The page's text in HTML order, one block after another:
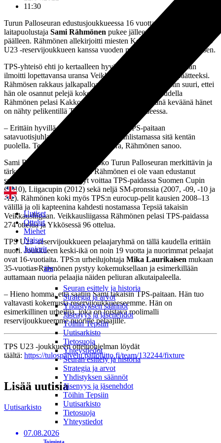
Uutiset
Ottelut
Miehet
Naiset
Juniorit
TPS
Seuran esittely ja historia
Strategia ja arvot
Yhdistyksen säännöt
Jäsenyys ja jäsenehdot
Töihin Tepsiin
Uutisarkisto
Tietosuoja
Yhteystiedot
Seuran esittely ja historia
Strategia ja arvot
Yhdistyksen säännöt
Jäsenyys ja jäsenehdot
Töihin Tepsiin
Uutisarkisto
Tietosuoja
Yhteystiedot
Toiminta
11:30
Turun Palloseuran edustusjoukkueessa 16 vuotta pelannut
laitapuolustaja Sami Rähmönen pukee jälleen TPS-paidan
päälleen. Rähmönen allekirjoitti miesten Kolmosessa pelaavan TPS
U23 -reservijoukkueen kanssa vuoden mittaisen pelaajasopimuksen.
TPS-yhteisö ehti jo kertaalleen hyvästellä Rähmösen, kun hän
ilmoitti lopettavansa uransa Veikkausliiga-kauden 2020 päätteeksi.
Rähmösen rakkaus jalkapalloa kohtaan on kuitenkin niin suuri, ettei
hän ole osannut pelejä kokonaan lopettaa. Viime kaudella
Rähmönen pelasi Kakkosta Kaarinan Pojissa ja tänä keväänä hänet
on nähty pelikentillä TPS M35 -ikämiesjoukkueessa.
– Erittäin hyvillä mielin palaan takaisin TPS-paitaan
satavuotisjuhlavuotena. Mukava olla juhlistamassa sitä kentän
puolella. Tepsi on itselleni rakas seura, Rähmönen sanoo.
Sami Rähmönen on kiistatta koko Turun Palloseuran merkittävin ja
tärkein pelaaja 2000-luvulla. Rähmönen ei ole vaan edustanut
seuraa, vaan hän on ehtinyt voittaa TPS-paidassa Suomen Cupin
(2010), Liigacupin (2012) sekä neljä SM-pronssia (2007, -09, -10 ja
-12). Rähmönen koki myös TPS:n eurocup-pelit kausien 2008–13
välillä ja oli kapteenina kahdesti nostamassa Tepsiä takaisin
Veikkausliigaan. Veikkausliigassa Rähmönen pelasi TPS-paidassa
274 ottelua ja Ykkösessä 96 ottelua.
TPS U23 -reservijoukkueen pelaajaryhmä on tällä kaudella erittäin
nuori. Joukkueen keski-ikä on noin 19 vuotta ja nuorimmat pelaajat
ovat 16-vuotiaita. TPS:n urheilujohtaja Mika Laurikaisen mukaan
35-vuotias Rähmönen pystyy kokemuksellaan ja esimerkillään
auttamaan nuoria pelaajia näiden peliuran alkutaipaleella.
– Hieno homma, että saatiin Sami takaisin TPS-paitaan. Hän tuo
valtavasti kokemusta reservijoukkueeseemme. Hän on
esimerkillinen urheilija, joka on loistava roolimalli
reservijoukkueemme nuorille pelaajille.
TPS U23 -joukkueen otteluohjelman löydät
täältä: https://tulospalvelu.palloliitto.fi/team/132244/fixture
Lisää uutisia
Uutisarkisto
07.08.2026